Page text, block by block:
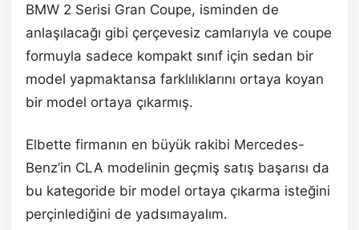
BMW 2 Serisi Gran Coupe, isminden de
anlaşılacağı gibi çerçevesiz camlarıyla ve coupe
formuyla sadece kompakt sınıf için sedan bir
model yapmaktansa farklılıklarını ortaya koyan
bir model ortaya çıkarmış.
Elbette firmanın en büyük rakibi Mercedes-
Benz’in CLA modelinin geçmiş satış başarısı da
bu kategoride bir model ortaya çıkarma isteğini
perçinlediğini de yadsımayalım.